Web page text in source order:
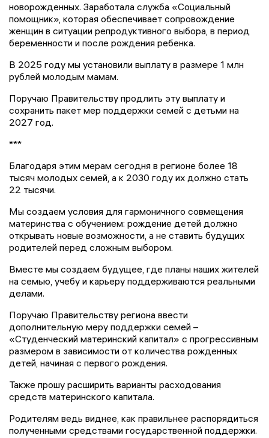
новорожденных. Заработала служба «Социальный
помощник», которая обеспечивает сопровождение
женщин в ситуации репродуктивного выбора, в период
беременности и после рождения ребенка.
В 2025 году мы установили выплату в размере 1 млн
рублей молодым мамам.
Поручаю Правительству продлить эту выплату и
сохранить пакет мер поддержки семей с детьми на
2027 год.
***
Благодаря этим мерам сегодня в регионе более 18
тысяч молодых семей, а к 2030 году их должно стать
22 тысячи.
Мы создаем условия для гармоничного совмещения
материнства с обучением: рождение детей должно
открывать новые возможности, а не ставить будущих
родителей перед сложным выбором.
Вместе мы создаем будущее, где планы наших жителей
на семью, учебу и карьеру поддерживаются реальными
делами.
Поручаю Правительству региона ввести
дополнительную меру поддержки семей –
«Студенческий материнский капитал» с прогрессивным
размером в зависимости от количества рожденных
детей, начиная с первого рождения.
Также прошу расширить варианты расходования
средств материнского капитала.
Родителям ведь виднее, как правильнее распорядиться
полученными средствами государственной поддержки.